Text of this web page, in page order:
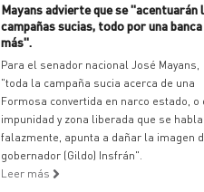
Mayans advierte que se "acentuarán
campañas sucias, todo por una banca
más".
Para el senador nacional José Mayans,
"toda la campaña sucia acerca de una
Formosa convertida en narco estado, o
impunidad y zona liberada que se habla
falazmente, apunta a dañar la imagen
gobernador (Gildo) Insfrán".
Leer más